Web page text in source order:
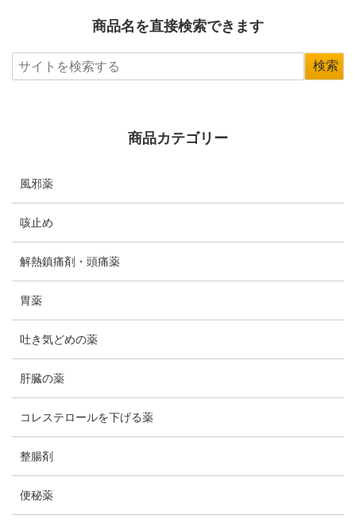
商品名を直接検索できます
商品カテゴリー
風邪薬
咳止め
解熱鎮痛剤・頭痛薬
胃薬
吐き気どめの薬
肝臓の薬
コレステロールを下げる薬
整腸剤
便秘薬